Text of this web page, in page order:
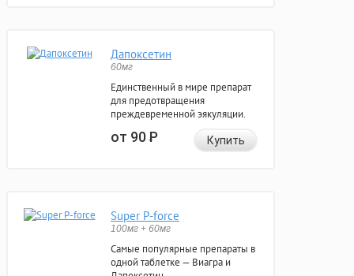
Дапоксетин
60мг
Единственный в мире препарат
для предотвращения
преждевременной эякуляции.
от 90Р Купить
Super P-force
100мг + 60мг
Самые популярные препараты в
одной таблетке — Виагра и